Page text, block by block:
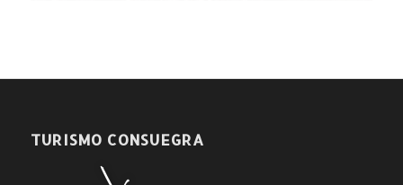
TURISMO CONSUEGRA